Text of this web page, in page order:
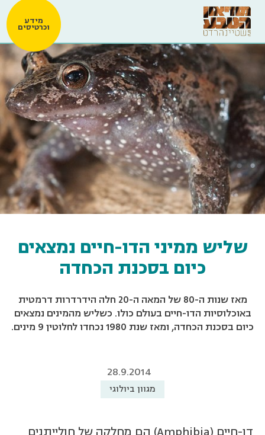
מידע
וכרטיסים
שליש ממיני הדו-חיים נמצאים
כיום בסכנת הכחדה
מאז שנות ה-80 של המאה ה-20 חלה הידרדרות דרמטית
באוכלוסיות הדו-חיים בעולם כולו. כשליש מהמינים נמצאים
כיום בסכנת הכחדה, ומאז שנת 1980 נכחדו לחלוטין 9 מינים.
28.9.2014
מגוון ביולוגי